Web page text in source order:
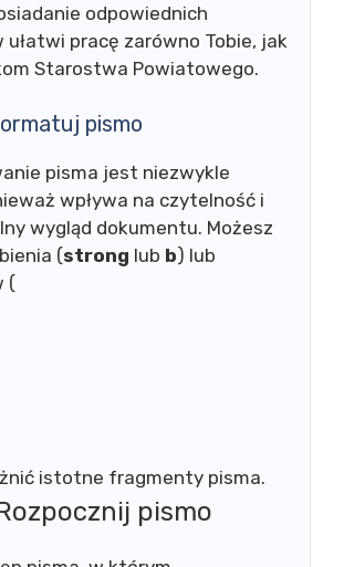
odpowiednich
ułatwi pracę zarówno Tobie, jak
Starostwa Powiatowego.
pismo
pisma jest niezwykle
wpływa na czytelność i
wygląd dokumentu. Możesz
(strong lub b) lub
(
istotne fragmenty pisma.
pismo